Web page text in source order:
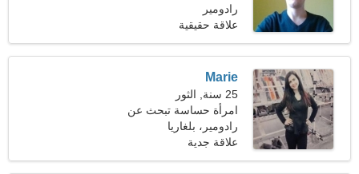
رادومير
علاقة حقيقية
Marie
25 سنة, الثور
امرأة حساسة تبحث عن
موعد
رادومير، بلغاريا
علاقة جدية